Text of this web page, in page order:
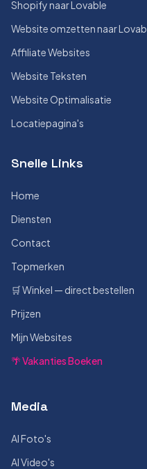
Shopify naar Lovable
Website omzetten naar
Affiliate Websites
Website Teksten
Website Optimalisatie
Locatiepagina's
Snelle Links
Home
Diensten
Contact
Topmerken
🛒 Winkel — direct bestellen
Prijzen
Mijn Websites
🌴 Vakanties Boeken
Media
AI Foto's
AI Video's